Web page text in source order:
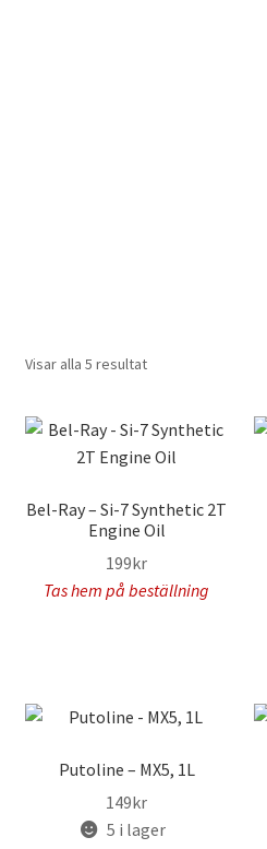
Visar alla 5 resultat
Bel-Ray – Si-7 Synthetic 2T
Engine Oil
199kr
Tas hem på beställning
Putoline – MX5, 1L
149kr
5 i lager